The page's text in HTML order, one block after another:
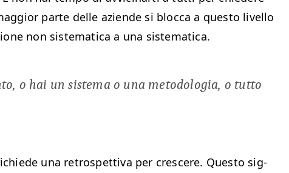
parte delle aziende si bloc­ca a questo liv­el­lo
non sis­tem­at­i­ca a una sistematica.
o hai un sis­tema o una metodolo­gia, o tut­to
una ret­ro­spet­ti­va per crescere. Questo sig­